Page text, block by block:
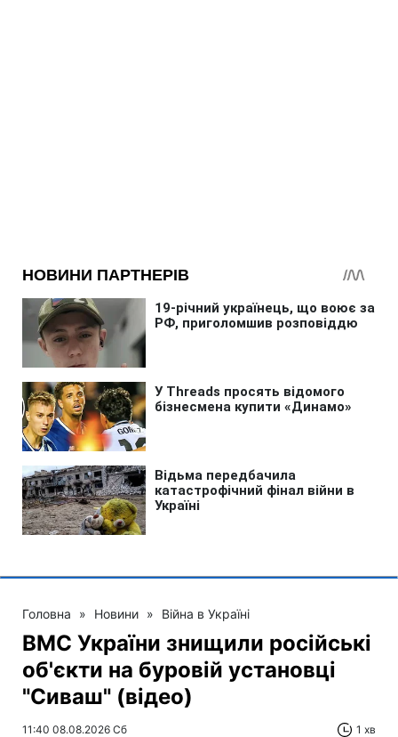
Головна » Новини » Війна в Україні
ВМС України знищили російські
об'єкти на буровій установці
"Сиваш" (відео)
11:40 08.08.2026 Сб 1 хв